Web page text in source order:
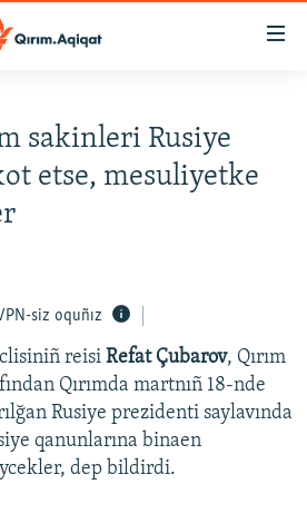
sakinleri Rusiye
etse, mesuliyetke
siz oquñız
reisi Refat Çubarov, Qırım
Qırımda martnıñ 18-nde
Rusiye prezidenti saylavında
qanunlarına binaen
dep bildirdi.